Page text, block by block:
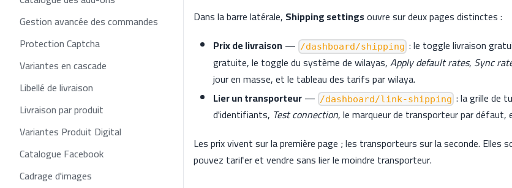
Gestion avancée des commandes
Protection Captcha
Variantes en cascade
Libellé de livraison
Livraison par produit
Variantes Produit Digital
Catalogue Facebook
Cadrage d'images
Dans la barre latérale, Shipping settingsouvre sur deux pages distinctes :
Prix de livraison— /dashboard/shipping : le toggle livraison
gratuite, le toggle du système de wilayas,Apply default rates, Sync
jour en masse, et le tableau des tarifs par wilaya.
Lier un transporteur— /dashboard/link-shipping : la grille de
d'identifiants, Test connection, le marqueur de transporteur par défaut,
Les prix vivent sur la première page ; les transporteurs sur la seconde.
pouvez tarifer et vendre sans lier le moindre transporteur.